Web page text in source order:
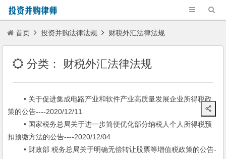
首页 投资并购法律法规 财税外汇法律法规
分类： 财税外汇法律法规
• 关于促进集成电路产业和软件产业高质量发展企业所得税政
策的公告----2020/12/11
• 国家税务总局关于进一步简便优化部分纳税人个人所得税预
扣预缴方法的公告----2020/12/04
• 财政部 税务总局关于明确无偿转让股票等增值税政策的公告-